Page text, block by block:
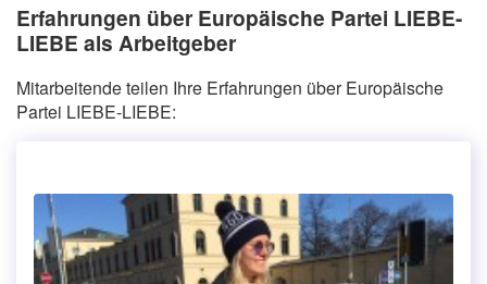
Erfahrungen über Europäische Partei LIEBE-
LIEBE als Arbeitgeber
Mitarbeitende teilen Ihre Erfahrungen über Europäische
Partei LIEBE-LIEBE: